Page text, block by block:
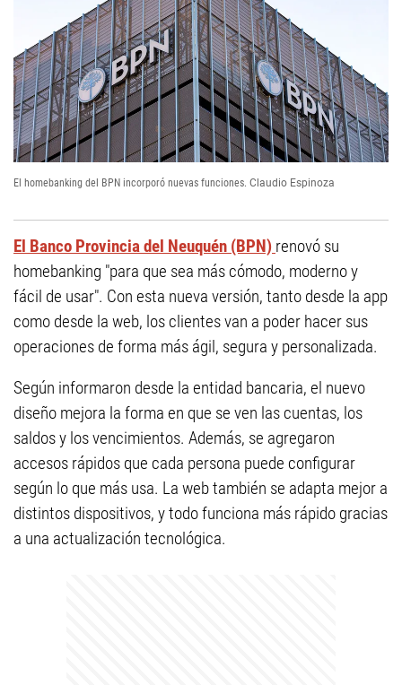
El homebanking del BPN incorporó nuevas funciones. Claudio Espinoza
El Banco Provincia del Neuquén (BPN) renovó su
homebanking "para que sea más cómodo, moderno y
fácil de usar". Con esta nueva versión, tanto desde la app
como desde la web, los clientes van a poder hacer sus
operaciones de forma más ágil, segura y personalizada.
Según informaron desde la entidad bancaria, el nuevo
diseño mejora la forma en que se ven las cuentas, los
saldos y los vencimientos. Además, se agregaron
accesos rápidos que cada persona puede configurar
según lo que más usa. La web también se adapta mejor a
distintos dispositivos, y todo funciona más rápido gracias
a una actualización tecnológica.